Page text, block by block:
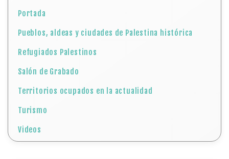
Portada
Pueblos, aldeas y ciudades de Palestina histórica
Refugiados Palestinos
Salón de Grabado
Territorios ocupados en la actualidad
Turismo
Videos